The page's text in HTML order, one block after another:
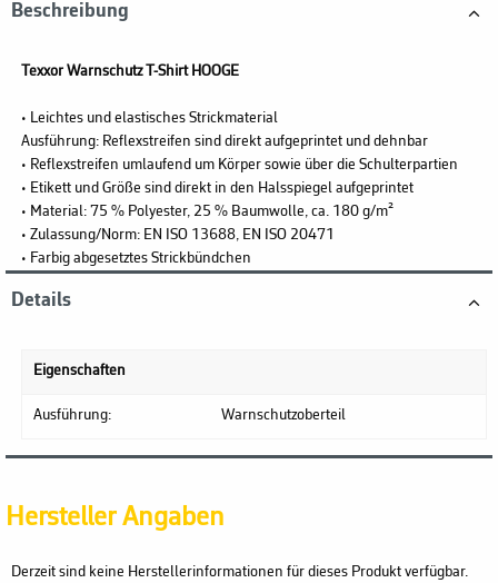
Beschreibung
Texxor Warnschutz T-Shirt HOOGE
• Leichtes und elastisches Strickmaterial
Ausführung: Reflexstreifen sind direkt aufgeprintet und dehnbar
• Reflexstreifen umlaufend um Körper sowie über die Schulterpartien
• Etikett und Größe sind direkt in den Halsspiegel aufgeprintet
• Material: 75 % Polyester, 25 % Baumwolle, ca. 180 g/m²
• Zulassung/Norm: EN ISO 13688, EN ISO 20471
• Farbig abgesetztes Strickbündchen
Details
Eigenschaften
Ausführung: Warnschutzoberteil
Hersteller Angaben
Derzeit sind keine Herstellerinformationen für dieses Produkt verfügbar.